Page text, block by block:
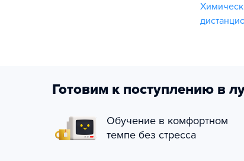
Готовим к поступлению в
Обучение в комфортном
темпе без стресса